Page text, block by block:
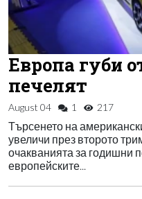
Европа губи
печелят
August 04 1 217
Търсенето на
увеличи през второто
очакванията за годишни
европейските...